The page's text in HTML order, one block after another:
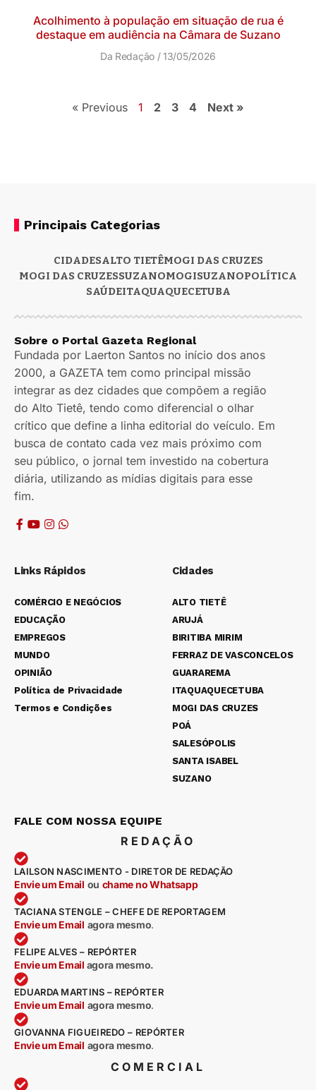
Acolhimento à população em situação de rua é
destaque em audiência na Câmara de Suzano
Da Redação 13/05/2026
« Previous 1 2 3 4 Next »
Principais Categorias
CIDADESALTO TIETÊMOGI DAS CRUZES
MOGI DAS CRUZESSUZANOMOGISUZANOPOLÍTICA
SAÚDEITAQUAQUECETUBA
Sobre o Portal Gazeta Regional
Fundada por Laerton Santos no início dos anos
2000, a GAZETA tem como principal missão
integrar as dez cidades que compõem a região
do Alto Tietê, tendo como diferencial o olhar
crítico que define a linha editorial do veículo. Em
busca de contato cada vez mais próximo com
seu público, o jornal tem investido na cobertura
diária, utilizando as mídias digitais para esse
fim.
Links Rápidos
COMÉRCIO E NEGÓCIOS
EDUCAÇÃO
EMPREGOS
MUNDO
OPINIÃO
Política de Privacidade
Termos e Condições
Cidades
ALTO TIETÊ
ARUJÁ
BIRITIBA MIRIM
FERRAZ DE VASCONCELOS
GUARAREMA
ITAQUAQUECETUBA
MOGI DAS CRUZES
POÁ
SALESÓPOLIS
SANTA ISABEL
SUZANO
FALE COM NOSSA EQUIPE
REDAÇÃO
LAILSON NASCIMENTO - DIRETOR DE REDAÇÃO
Envie um Email ou chame no Whatsapp
TACIANA STENGLE – CHEFE DE REPORTAGEM
Envie um Email agora mesmo.
FELIPE ALVES – REPÓRTER
Envie um Email agora mesmo.
EDUARDA MARTINS – REPÓRTER
Envie um Email agora mesmo.
GIOVANNA FIGUEIREDO – REPÓRTER
Envie um Email agora mesmo.
COMERCIAL